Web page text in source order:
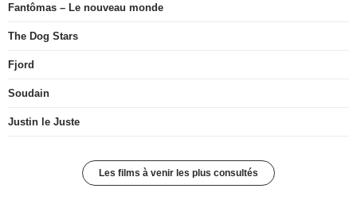
Fantômas – Le nouveau monde
The Dog Stars
Fjord
Soudain
Justin le Juste
Les films à venir les plus consultés